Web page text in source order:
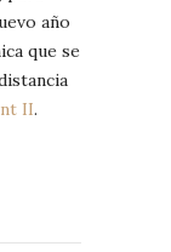
año
que se
II.